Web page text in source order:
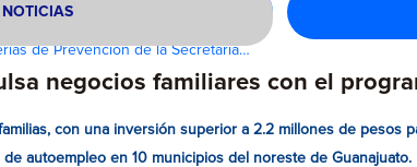
NOTICIAS
de Prevención de la Secretaría…
negocios familiares con el
con una inversión superior a 2.2 millones de pesos
de autoempleo en 10 municipios del noreste de Guanajuato.